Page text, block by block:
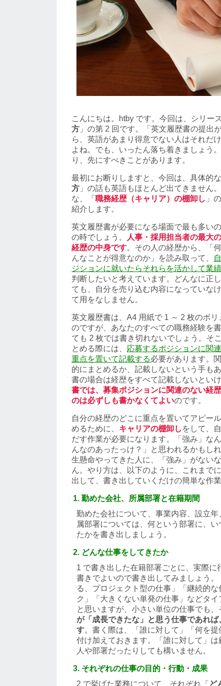
こんにちは。htby です。今回は、シリー
方 」の第 2 回です。「英文履歴書の提出
ら、英語があまり得意でない人はそれだ
よね。でも、いったん落ち着きましょう
り、先にすべきことがあります。
最初にお断りしますと、今回は、具体的
方 」の話も英語もほとんど出てきません
な、「 職務経歴（キャリア）の棚卸し 」
紹介します。
英文履歴書が必要になる場面で最も多い
の時でしょう。
人事・採用担当者の最大
経歴の中身です。その人の経歴から、「
んなことが得意なのか」を読み取って、
ジションに就いたらそれらを活かして業
判断したいと考えています。どんなに正
ても、自分を売り込む内容になっていな
て用をなしません。
英文履歴書は、A4 用紙で 1 ～ 2 枚のボ
のですが、あなたのすべての職務経験を
ても 2 枚では書き切れないでしょう。そ
とめる際には、 応募するポジションに関
重点を置いて記載する必要があります。
的にまとめるか、記載しないという手も
書の場合は経歴をすべて記載しないとい
書では、募集ポジションに関連のない経
のは必ずしも書かなくてよいのです。
自分の経歴のどこに重点を置いてアピー
めるために、 キャリアの棚卸し をして、
だす作業が必要になります。「強み」な
んなのあったっけ？」と思われるかもし
生懸命やってきた人に、「強み」がない
ん。やり方は、以下のように、これまで
出して、書き出していくだけの簡単な作
勤めた会社、所属部署と在籍期間
勤めた会社について、事業内容、設立
属部署については、何という部署に、
たかを書き出しましょう。
どんな仕事をしてきたか
1 で書き出した在籍部署ごとに、実際に
書きでよいので書き出してみましょう
る、プロジェクト型の仕事」「継続的
ク」「大きくない単発の仕事」などタ
と思いますが、小さい単位の仕事でも
が「成長できたな」と思う仕事であれ
す。書く際は、「誰に対して」「何を
付け加えておきます。「誰に対して」
人や部署だったりしても構いません。
それぞれの仕事の目的・行動・成果
2 で挙げた業務について、それぞれ「 ど